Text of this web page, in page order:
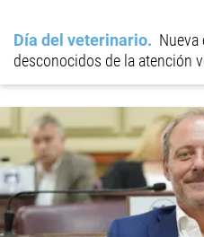
Día del veterinario
Nueva
desconocidos de la atención